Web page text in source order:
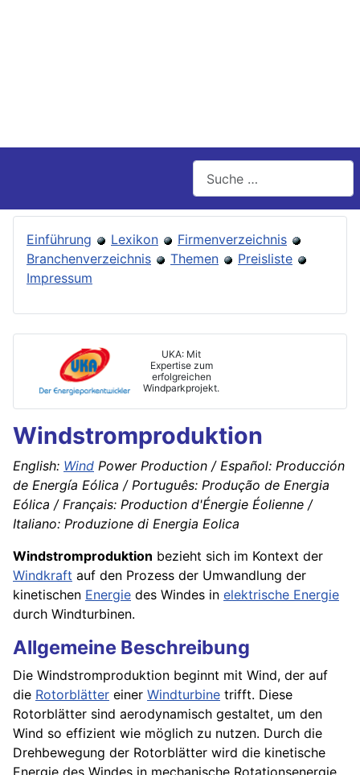
Einführung Lexikon
Firmenverzeichnis
Branchenverzeichnis
Themen
Preisliste
Impressum
UKA: Mit
Expertise zum
erfolgreichen
Windparkprojekt.
Windstromproduktion
English: Wind Power Production / Español: Producción
de Energía Eólica / Português: Produção de Energia
Eólica / Français: Production d'Énergie Éolienne /
Italiano: Produzione di Energia Eolica
Windstromproduktion bezieht sich im Kontext der
Windkraft auf den Prozess der Umwandlung der
kinetischen Energie des Windes in elektrische Energie
durch Windturbinen.
Allgemeine Beschreibung
Die Windstromproduktion beginnt mit Wind, der auf
die Rotorblätter einer Windturbine trifft. Diese
Rotorblätter sind aerodynamisch gestaltet, um den
Wind so effizient wie möglich zu nutzen. Durch die
Drehbewegung der Rotorblätter wird die kinetische